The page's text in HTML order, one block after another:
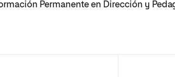
Permanente en Dirección y